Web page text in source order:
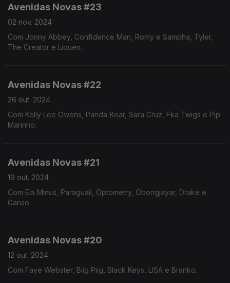
Avenidas Novas #23
02 nov. 2024
Com Jonny Abbey, Confidence Man, Romy e Sampha, Tyler,
The Creator e Líquen.
Avenidas Novas #22
26 out. 2024
Com Kelly Lee Owens, Panda Bear, Sara Cruz, Fka Twigs e Pip
Marinho.
Avenidas Novas #21
19 out. 2024
Com Ela Minus, Paraguaii, Optometry, Obongjayar, Drake e
Ganso.
Avenidas Novas #20
12 out. 2024
Com Faye Webster, Biig Piig, Black Keys, LISA e Branko.